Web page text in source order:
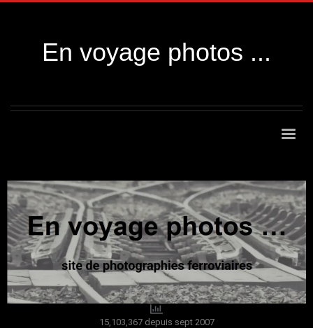
En voyage photos ...
15,103,367 depuis sept 2007